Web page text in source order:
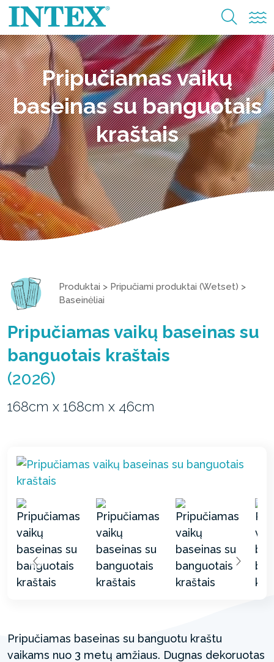
Pripučiamas vaikų
baseinas su banguotais
kraštais
Produktai > Pripučiami produktai (Wetset) >
Baseinėliai
Pripučiamas vaikų baseinas su
banguotais kraštais
(2026)
168cm x 168cm x 46cm
Pripučiamas baseinas su banguotu kraštu
vaikams nuo 3 metų amžiaus. Dugnas dekoruotas